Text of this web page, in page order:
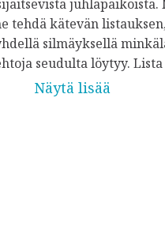
juhlapaikoista.
tehdä kätevän
silmäyksellä
seudulta löytyy.
Näytä lisää